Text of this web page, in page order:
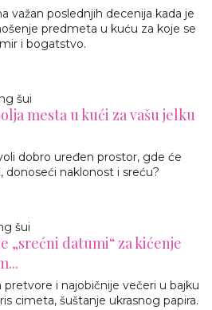
važan poslednjih decenija kada je
predmeta u kuću za koje se
i bogatstvo.
šui
mesta u kući za vašu jelku
dobro uređen prostor, gde će
naklonost i sreću?
šui
„srećni datumi“ za kićenje
i najobičnije večeri u bajku
cimeta, šuštanje ukrasnog papira.